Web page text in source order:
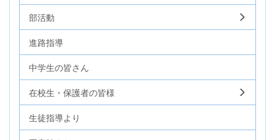
部活動
進路指導
中学生の皆さん
在校生・保護者の皆様
生徒指導より